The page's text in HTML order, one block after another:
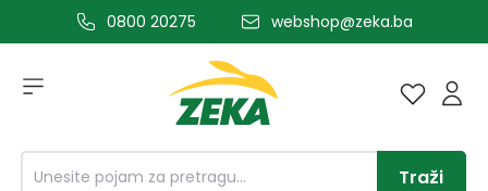
glavni sadržaj0800 20275 webshop@zeka.ba
Traži